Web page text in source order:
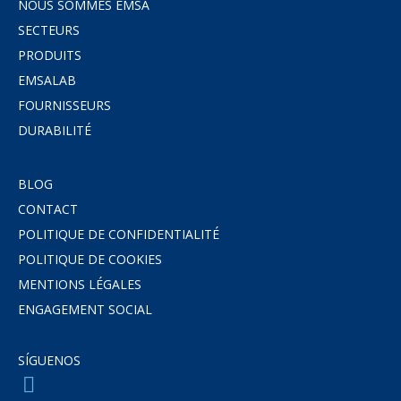
NOUS SOMMES EMSA
SECTEURS
PRODUITS
EMSALAB
FOURNISSEURS
DURABILITÉ
BLOG
CONTACT
POLITIQUE DE CONFIDENTIALITÉ
POLITIQUE DE COOKIES
MENTIONS LÉGALES
ENGAGEMENT SOCIAL
SÍGUENOS